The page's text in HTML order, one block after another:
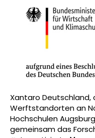
Xantaro Deutschland,
Werftstandorten an
Hochschulen
gemeinsam das